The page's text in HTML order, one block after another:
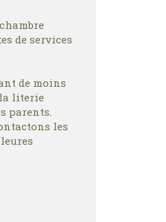
de services
de moins
literie
parents.
les